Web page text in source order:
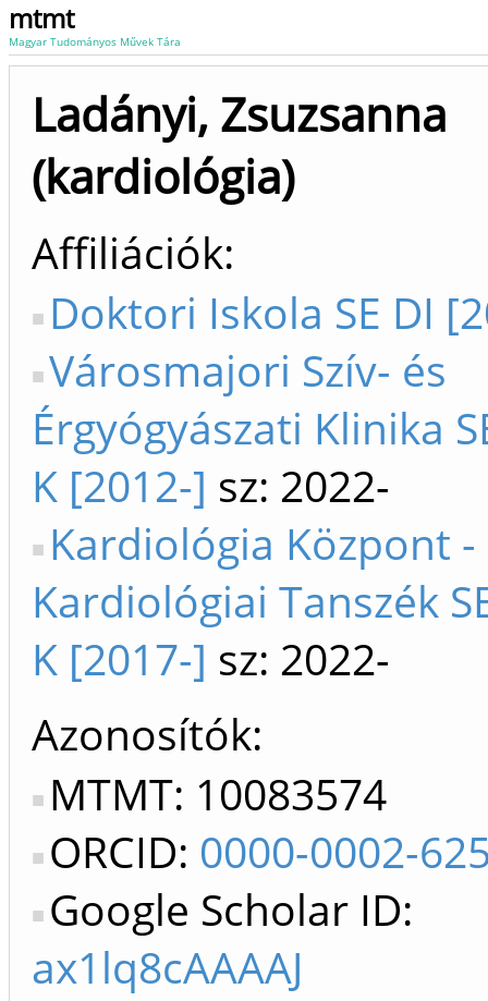
mtmt
Magyar Tudományos Művek Tára
Ladányi, Zsuzsanna
(kardiológia)
Affiliációk
Doktori Iskola SE DI
Városmajori Szív- és
Érgyógyászati Klinika
K [2012-] sz: 2022-
Kardiológia Központ -
Kardiológiai Tanszék
K [2017-] sz: 2022-
Azonosítók
MTMT: 10083574
ORCID: 0000-0002-
Google Scholar ID:
ax1lq8cAAAAJ